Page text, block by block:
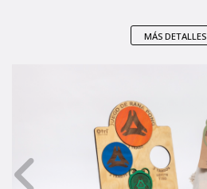
MÁS DETALLES